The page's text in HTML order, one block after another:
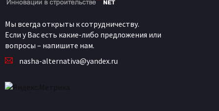
Мы всегда открыты к сотрудничеству.
Если у Вас есть какие-либо предложения или
вопросы – напишите нам.
nasha-alternativa@yandex.ru